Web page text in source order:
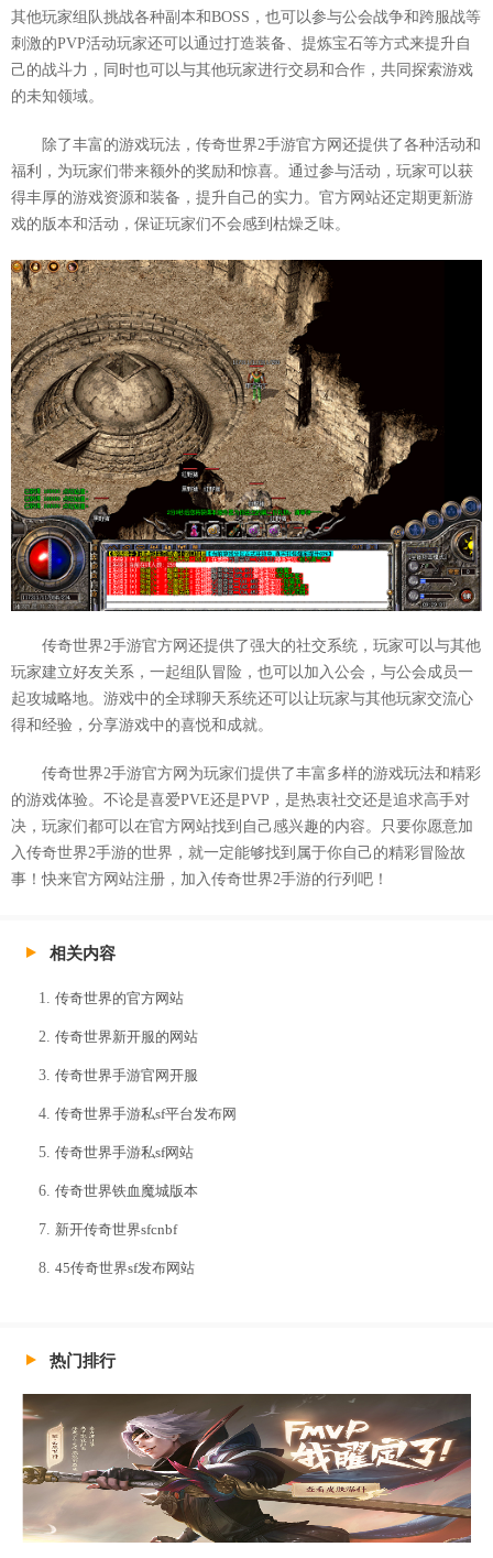
其他玩家组队挑战各种副本和BOSS，也可以参与公会战争和跨服战等
刺激的PVP活动玩家还可以通过打造装备、提炼宝石等方式来提升自
己的战斗力，同时也可以与其他玩家进行交易和合作，共同探索游戏
的未知领域。
除了丰富的游戏玩法，传奇世界2手游官方网还提供了各种活动和
福利，为玩家们带来额外的奖励和惊喜。通过参与活动，玩家可以获
得丰厚的游戏资源和装备，提升自己的实力。官方网站还定期更新游
戏的版本和活动，保证玩家们不会感到枯燥乏味。
传奇世界2手游官方网还提供了强大的社交系统，玩家可以与其他
玩家建立好友关系，一起组队冒险，也可以加入公会，与公会成员一
起攻城略地。游戏中的全球聊天系统还可以让玩家与其他玩家交流心
得和经验，分享游戏中的喜悦和成就。
传奇世界2手游官方网为玩家们提供了丰富多样的游戏玩法和精彩
的游戏体验。不论是喜爱PVE还是PVP，是热衷社交还是追求高手对
决，玩家们都可以在官方网站找到自己感兴趣的内容。只要你愿意加
入传奇世界2手游的世界，就一定能够找到属于你自己的精彩冒险故
事！快来官方网站注册，加入传奇世界2手游的行列吧！
相关内容
传奇世界的官方网站
传奇世界新开服的网站
传奇世界手游官网开服
传奇世界手游私sf平台发布网
传奇世界手游私sf网站
传奇世界铁血魔城版本
新开传奇世界sfcnbf
45传奇世界sf发布网站
热门排行